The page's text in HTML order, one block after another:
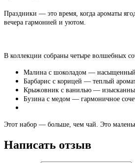
Праздники — это время, когда ароматы
вечера гармонией и уютом.
В коллекции собраны четыре волшебных
Малина с шоколадом — насыщенный
Барбарис с корицей — теплый
Крыжовник с ванилью —
Бузина с медом — гармоничное
Этот набор — больше, чем чай. Это
Написать отзыв